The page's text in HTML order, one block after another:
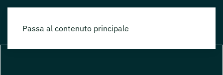
Passa al contenuto principale